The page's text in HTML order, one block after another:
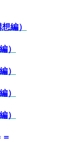
編）
）
）
）
）